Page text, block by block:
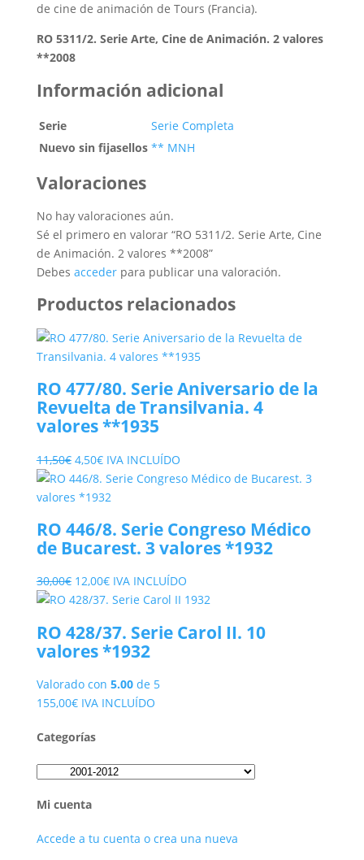
de cine de animación de Tours (Francia).
RO 5311/2. Serie Arte, Cine de Animación. 2 valores
**2008
Información adicional
Serie
Serie Completa
Nuevo sin fijasellos ** MNH
Valoraciones
No hay valoraciones aún.
Sé el primero en valorar “RO 5311/2. Serie Arte, Cine
de Animación. 2 valores **2008”
Debes accederpara publicar una valoración.
Productos relacionados
RO 477/80. Serie Aniversario de la
Revuelta de Transilvania. 4
valores **1935
11,50€ El
precio
original
11,50€.
4,50€El
precio
actual
4,50€.
IVA INCLUÍDO
RO 446/8. Serie Congreso Médico
de Bucarest. 3 valores *1932
30,00€ El
precio
era:
30,00€.
12,00€El
precio
es:
12,00€.
IVA INCLUÍDO
RO 428/37. Serie Carol II. 10
valores *1932
Valorado con 5.00de 5
155,00€ IVA INCLUÍDO
Categorías
Mi cuenta
Accede a tu cuenta o crea una nueva